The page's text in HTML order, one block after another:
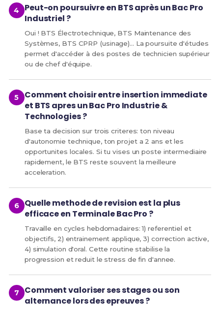
Peut-on poursuivre en BTS après un Bac Pro
Industriel ?
Oui ! BTS Électrotechnique, BTS Maintenance des
Systèmes, BTS CPRP (usinage)... La poursuite d'études
permet d'accéder à des postes de technicien supérieur
ou de chef d'équipe.
Comment choisir entre insertion immediate
et BTS apres un Bac Pro Industrie &
Technologies ?
Base ta decision sur trois criteres: ton niveau
d'autonomie technique, ton projet a 2 ans et les
opportunites locales. Si tu vises un poste intermediaire
rapidement, le BTS reste souvent la meilleure
acceleration.
Quelle methode de revision est la plus
efficace en Terminale Bac Pro ?
Travaille en cycles hebdomadaires: 1) referentiel et
objectifs, 2) entrainement applique, 3) correction active,
4) simulation d'oral. Cette routine stabilise la
progression et reduit le stress de fin d'annee.
Comment valoriser ses stages ou son
alternance lors des epreuves ?